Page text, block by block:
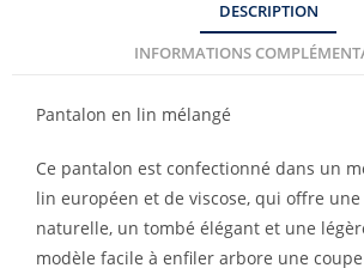
DESCRIPTION
INFORMATIONS
Pantalon en lin mélangé
Ce pantalon est confectionné dans un
lin européen et de viscose, qui offre
naturelle, un tombé élégant et une
modèle facile à enfiler arbore une